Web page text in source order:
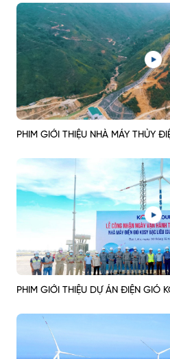
PHIM GIỚI THIỆU NHÀ MÁY THỦY
PHIM GIỚI THIỆU DỰ ÁN ĐIỆN GIÓ